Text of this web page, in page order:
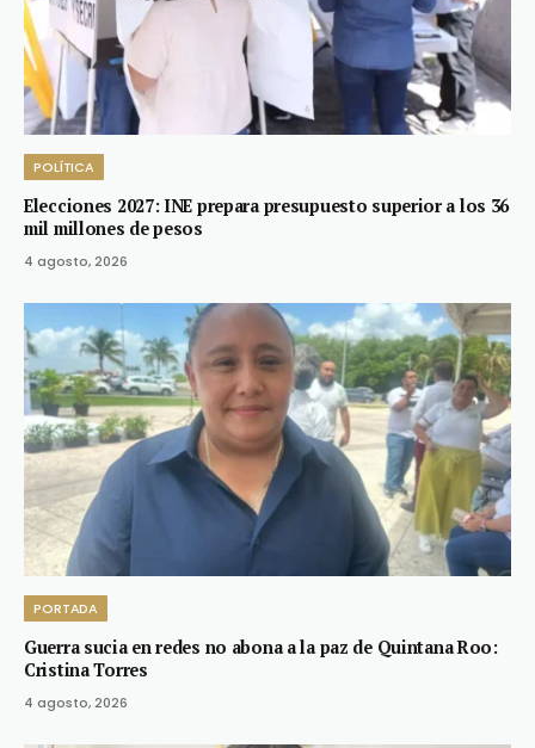
POLÍTICA
Elecciones 2027: INE prepara presupuesto superior a los 36
mil millones de pesos
4 agosto, 2026
PORTADA
Guerra sucia en redes no abona a la paz de Quintana Roo:
Cristina Torres
4 agosto, 2026